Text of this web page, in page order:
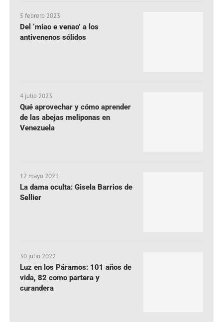
5 febrero 2023
Del ‘miao e venao’ a los
antivenenos sólidos
4 julio 2023
Qué aprovechar y cómo aprender
de las abejas meliponas en
Venezuela
12 mayo 2023
La dama oculta: Gisela Barrios de
Sellier
30 julio 2022
Luz en los Páramos: 101 años de
vida, 82 como partera y
curandera